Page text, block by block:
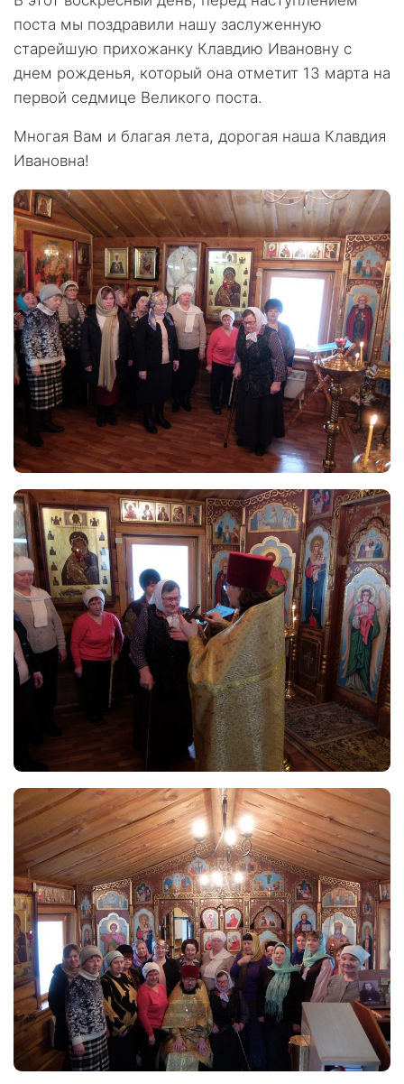
поста мы поздравили нашу заслуженную
старейшую прихожанку Клавдию Ивановну с
днем рожденья, который она отметит 13 марта на
первой седмице Великого поста.
Многая Вам и благая лета, дорогая наша Клавдия
Ивановна!